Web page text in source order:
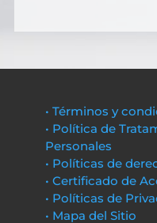
• Términos y
• Política de
Personales
• Políticas de
• Certificado de
• Políticas de
• Mapa del Sitio